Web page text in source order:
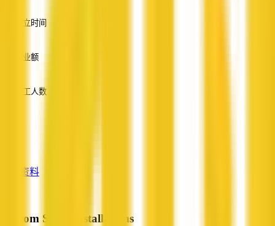
成立时间
营业额
员工人数
查看资料
Custom Solar Installations